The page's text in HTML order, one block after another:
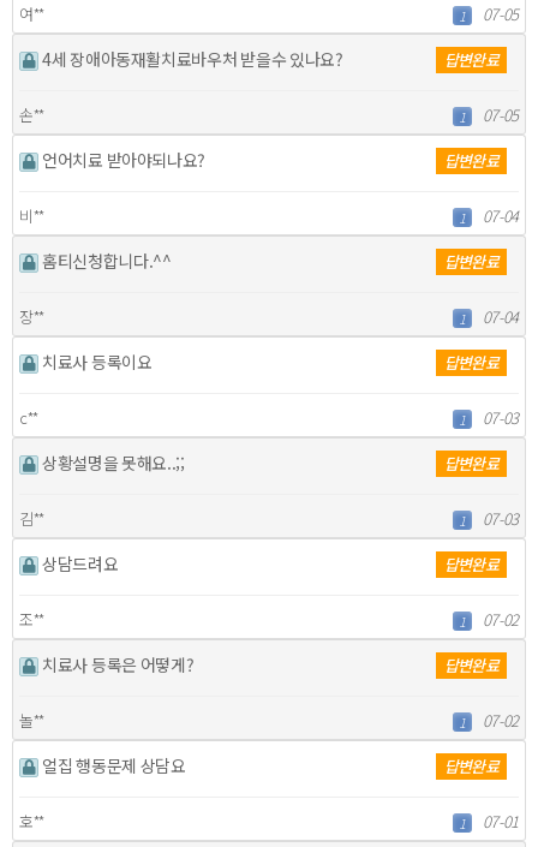
여** 1 07-05
4세 장애아동재활치료바우처 받을수 있나요? 답변완료
손** 1 07-05
언어치료 받아야되나요? 답변완료
비** 1 07-04
홈티신청합니다.^^ 답변완료
장** 1 07-04
치료사 등록이요 답변완료
c** 1 07-03
상황설명을 못해요..;; 답변완료
김** 1 07-03
상담드려요 답변완료
조** 1 07-02
치료사 등록은 어떻게? 답변완료
놀** 1 07-02
얼집 행동문제 상담요 답변완료
호** 1 07-01